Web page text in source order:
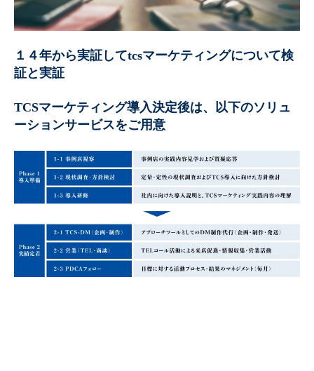
１４年から実証してtcsマーケティングについて検
証と実証
TCSマーケティング導入決定後は、以下のソリュ
ーションサービスをご用意